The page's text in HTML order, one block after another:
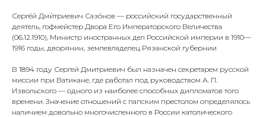
Серге́й Дми́триевич Сазо́нов — российский государственный
деятель, гофмейстер Двора Его Императорского Величества
(06.12.1910), Министр иностранных дел Российской империи в 1910—
1916 годы, дворянин, землевладелец Рязанской губернии
В 1894 году Сергей Дмитриевич был назначен секретарем русской
миссии при Ватикане, где работал под руководством А. П.
Извольского — одного из наиболее способных дипломатов того
времени. Значение отношений с папским престолом определялось
наличием довольно многочисленного в России католического